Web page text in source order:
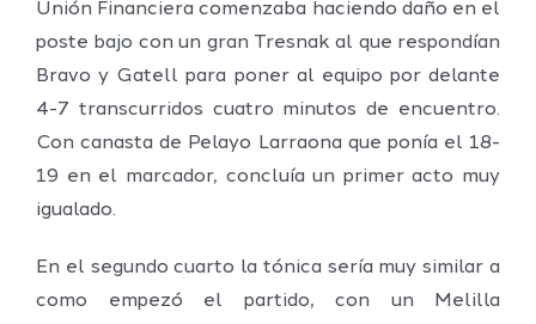
Unión Financiera comenzaba haciendo daño en el
poste bajo con un gran Tresnak al que respondían
Bravo y Gatell para poner al equipo por delante
4-7 transcurridos cuatro minutos de encuentro.
Con canasta de Pelayo Larraona que ponía el 18-
19 en el marcador, concluía un primer acto muy
igualado.
En el segundo cuarto la tónica sería muy similar a
como empezó el partido, con un Melilla